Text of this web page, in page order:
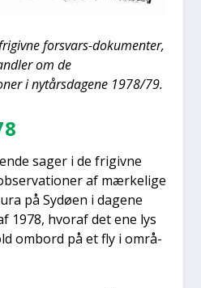
for­svars-doku­men­ter,
om de
i nytårs­da­ge­ne 1978/79.
sager i de fri­giv­ne
af mær­ke­li­ge
på Sydø­en i dage­ne
1978, hvoraf det ene lys
ombord på et fly i områ­